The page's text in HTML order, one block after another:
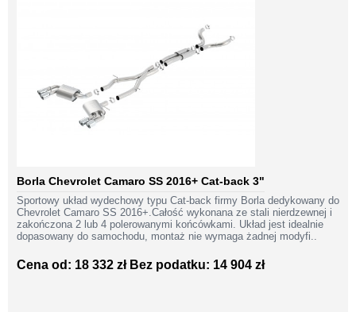
Borla Chevrolet Camaro SS 2016+ Cat-back 3"
Sportowy układ wydechowy typu Cat-back firmy Borla dedykowany do
Chevrolet Camaro SS 2016+.Całość wykonana ze stali nierdzewnej i
zakończona 2 lub 4 polerowanymi końcówkami. Układ jest idealnie
dopasowany do samochodu, montaż nie wymaga żadnej modyfi..
Cena od: 18 332 zł Bez podatku: 14 904 zł